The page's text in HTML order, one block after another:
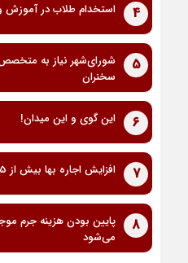
4 استخدام طلاب در آموزش
5
شورای‌شهر نیاز به
سخنران
6 این گوی و این میدان!
7 افزایش اجاره بها بیش از 15 درصد ممنوع
8
پایین بودن هزینه جرم
می‌شود